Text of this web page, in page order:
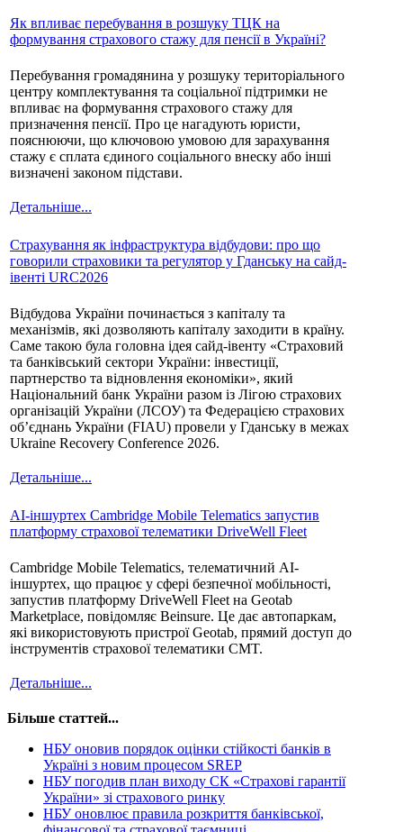
Як впливає перебування в розшуку ТЦК на
формування страхового стажу для пенсії в Україні?
Перебування громадянина у розшуку територіального
центру комплектування та соціальної підтримки не
впливає на формування страхового стажу для
призначення пенсії. Про це нагадують юристи,
пояснюючи, що ключовою умовою для зарахування
стажу є сплата єдиного соціального внеску або інші
визначені законом підстави.
Детальніше...
Страхування як інфраструктура відбудови: про що
говорили страховики та регулятор у Гданську на сайд-
івенті URC2026
Відбудова України починається з капіталу та
механізмів, які дозволяють капіталу заходити в країну.
Саме такою була головна ідея сайд-івенту «Страховий
та банківський сектори України: інвестиції,
партнерство та відновлення економіки», який
Національний банк України разом із Лігою страхових
організацій України (ЛСОУ) та Федерацією страхових
об’єднань України (FIAU) провели у Гданську в межах
Ukraine Recovery Conference 2026.
Детальніше...
AI-іншуртех Cambridge Mobile Telematics запустив
платформу страхової телематики DriveWell Fleet
Cambridge Mobile Telematics, телематичний AI-
іншуртех, що працює у сфері безпечної мобільності,
запустив платформу DriveWell Fleet на Geotab
Marketplace, повідомляє Beinsure. Це дає автопаркам,
які використовують пристрої Geotab, прямий доступ до
інструментів страхової телематики CMT.
Детальніше...
Більше статтей...
НБУ оновив порядок оцінки стійкості банків в
Україні з новим процесом SREP
НБУ погодив план виходу СК «Страхові гарантії
України» зі страхового ринку
НБУ оновлює правила розкриття банківської,